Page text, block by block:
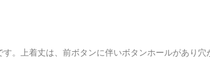
。上着丈は、前ボタンに伴いボタンホールがあり穴